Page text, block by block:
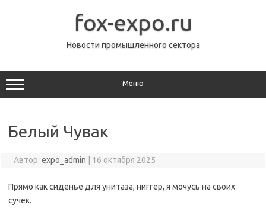
fox-expo.ru
Новости промышленного сектора
Меню
Белый Чувак
Автор: expo_admin 16 октября 2025
Прямо как сиденье для унитаза, ниггер, я мочусь на своих
сучек.